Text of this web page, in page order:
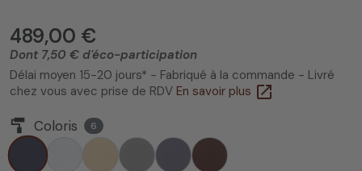
489,00 €
Dont 7,50 € d'éco-participation
Délai moyen 15-20 jours* - Fabriqué à la commande - Livré
chez vous avec prise de RDV En savoir plus open_in_new
imagesearch_roller Coloris 6
RéglisseBlanc PerleBeige FicelleGris BétonGris CendreMarron Chocolat